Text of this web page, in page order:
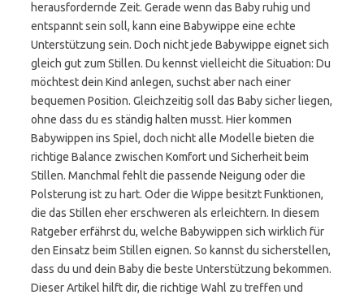
herausfordernde Zeit. Gerade wenn das Baby ruhig und
entspannt sein soll, kann eine Babywippe eine echte
Unterstützung sein. Doch nicht jede Babywippe eignet sich
gleich gut zum Stillen. Du kennst vielleicht die Situation: Du
möchtest dein Kind anlegen, suchst aber nach einer
bequemen Position. Gleichzeitig soll das Baby sicher liegen,
ohne dass du es ständig halten musst. Hier kommen
Babywippen ins Spiel, doch nicht alle Modelle bieten die
richtige Balance zwischen Komfort und Sicherheit beim
Stillen. Manchmal fehlt die passende Neigung oder die
Polsterung ist zu hart. Oder die Wippe besitzt Funktionen,
die das Stillen eher erschweren als erleichtern. In diesem
Ratgeber erfährst du, welche Babywippen sich wirklich für
den Einsatz beim Stillen eignen. So kannst du sicherstellen,
dass du und dein Baby die beste Unterstützung bekommen.
Dieser Artikel hilft dir, die richtige Wahl zu treffen und